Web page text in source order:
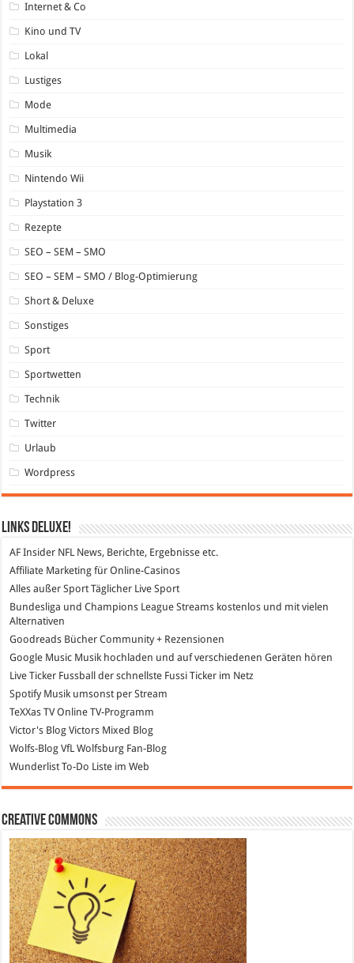
Internet & Co
Kino und TV
Lokal
Lustiges
Mode
Multimedia
Musik
Nintendo Wii
Playstation 3
Rezepte
SEO – SEM – SMO
SEO – SEM – SMO / Blog-Optimierung
Short & Deluxe
Sonstiges
Sport
Sportwetten
Technik
Twitter
Urlaub
Wordpress
Links DeLuXe!
AF Insider NFL News, Berichte, Ergebnisse etc.
Affiliate Marketing für Online-Casinos
Alles außer SportTäglicher Live Sport
Bundesliga und Champions League Streams kostenlos und mit vielen
Alternativen
Goodreads Bücher Community + Rezensionen
Google Music Musik hochladen und auf verschiedenen Geräten hören
Live Ticker Fussball
der schnellste Fussi Ticker im Netz
SpotifyMusik umsonst per Stream
TeXXas TVOnline TV-Programm
Victor's Blog Victors Mixed Blog
Wolfs-Blog VfL Wolfsburg Fan-Blog
WunderlistTo-Do Liste im Web
Creative Commons